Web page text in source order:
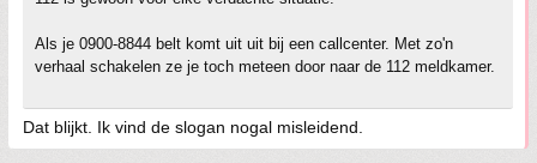
Als je 0900-8844 belt komt uit uit bij een callcenter. Met zo'n
verhaal schakelen ze je toch meteen door naar de 112 meldkamer.
Dat blijkt. Ik vind de slogan nogal misleidend.